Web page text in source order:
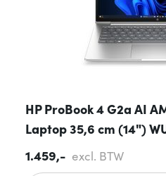
HP ProBook 4 G2a AI
Laptop 35,6 cm (14")
1.459,- excl. BTW